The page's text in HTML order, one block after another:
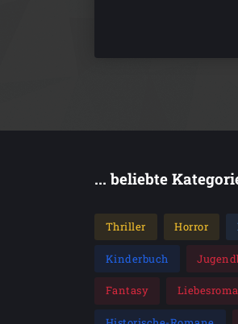
... beliebte
Thriller Horror
Kinderbuch
Fantasy